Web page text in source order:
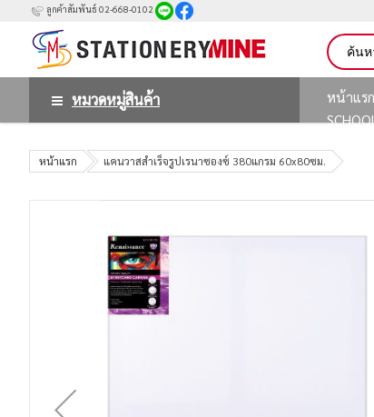
ลูกค้าสัมพันธ์ 02-668-0102
หมวดหมู่สินค้า หน้าแรก
หน้าแรก แคนวาสสำเร็จรูปเรนาซองซ์ 380แกรม 60x80ซม.